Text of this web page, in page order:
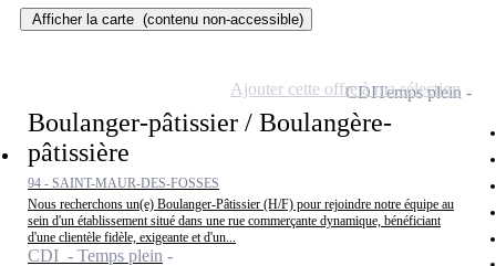
Afficher la carte (contenu non-accessible)
Boulanger-pâtissier / Boulangère-
pâtissière
94 - SAINT-MAUR-DES-FOSSES
Nous recherchons un(e) Boulanger-Pâtissier (H/F) pour rejoindre notre équipe au
sein d'un établissement situé dans une rue commerçante dynamique, bénéficiant
d'une clientèle fidèle, exigeante et d'un...
CDI - Temps plein
CDITemps plein
Ajouter cette offre à ma sélection